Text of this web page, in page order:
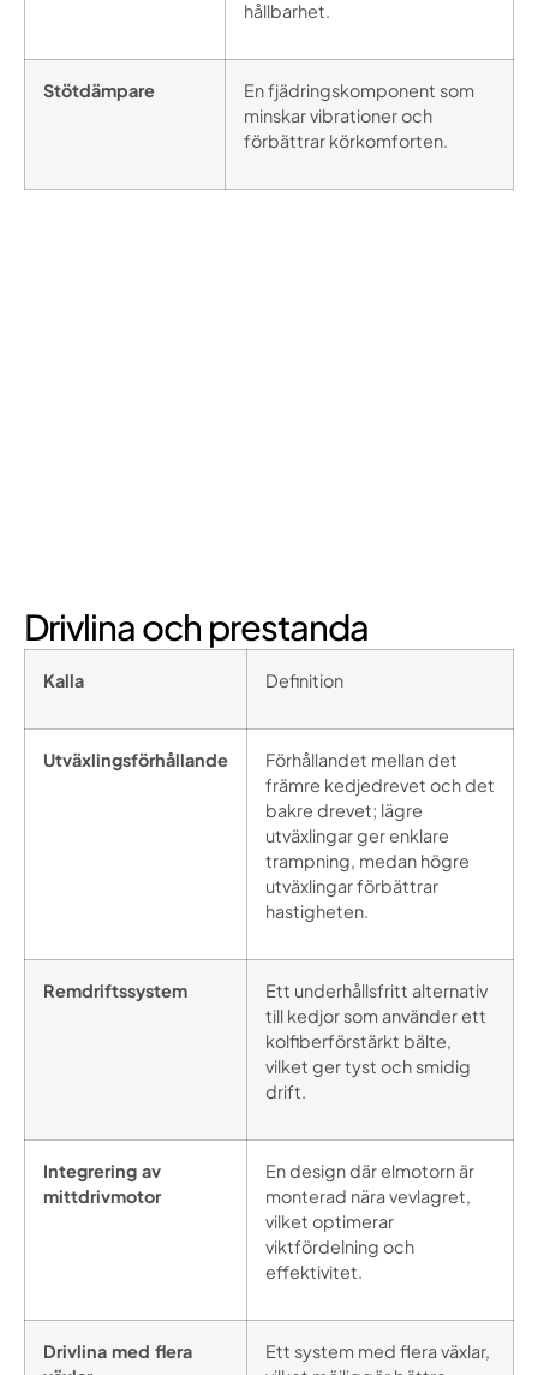
hållbarhet.
Stötdämpare
En fjädringskomponent som
minskar vibrationer och
förbättrar körkomforten.
Drivlina och prestanda
Kalla Definition
Utväxlingsförhållande
Förhållandet mellan det
främre kedjedrevet och det
bakre drevet; lägre
utväxlingar ger enklare
trampning, medan högre
utväxlingar förbättrar
hastigheten.
Remdriftssystem
Ett underhållsfritt alternativ
till kedjor som använder ett
kolfiberförstärkt bälte,
vilket ger tyst och smidig
drift.
Integrering av
mittdrivmotor
En design där elmotorn är
monterad nära vevlagret,
vilket optimerar
viktfördelning och
effektivitet.
Drivlina med flera
Ett system med flera växlar,